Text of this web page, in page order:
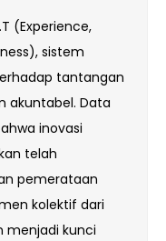
(Experience,
sistem
tantangan
akuntabel. Data
inovasi
telah
pemerataan
kolektif dari
menjadi kunci